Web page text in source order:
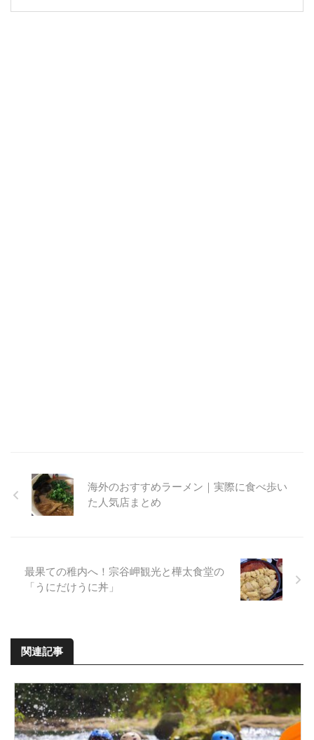
海外のおすすめラーメン｜実際に食べ歩い
た人気店まとめ
最果ての稚内へ！宗谷岬観光と樺太食堂の
「うにだけうに丼」
関連記事